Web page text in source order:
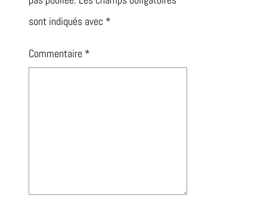
sont indiqués avec *
Commentaire *